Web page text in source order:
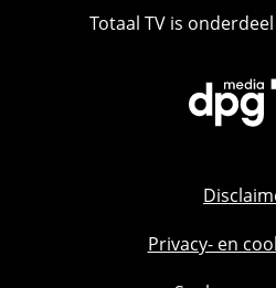
Totaal TV is
Privacy- en